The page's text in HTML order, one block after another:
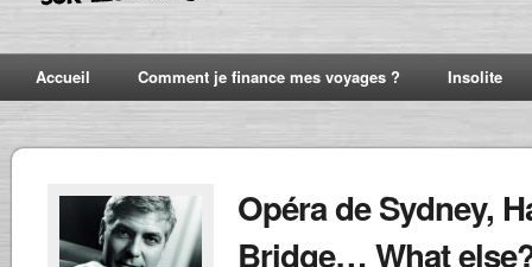
Accueil Comment je finance mes voyages ? Insolite
Opéra de Sydney,
Bridge… What